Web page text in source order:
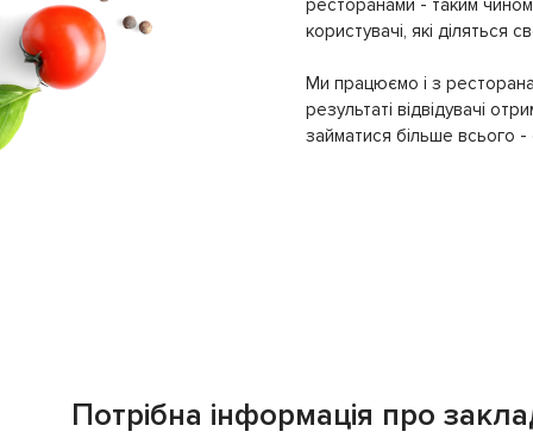
ресторанами - таким чином
користувачі, які діляться
Ми працюємо і з
результаті відвідувачі
займатися більше всього -
Потрібна інформація про